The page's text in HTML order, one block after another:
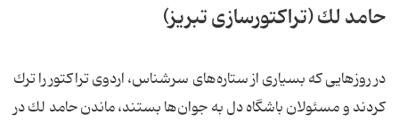
حامد لك (تراكتورسازی تبریز)
در روزهایی كه بسیاری از ستاره‌های سرشناس، اردوی تراكتور را ترك
كردند و مسئولان باشگاه دل به جوان‌ها بستند، ماندن حامد لك در